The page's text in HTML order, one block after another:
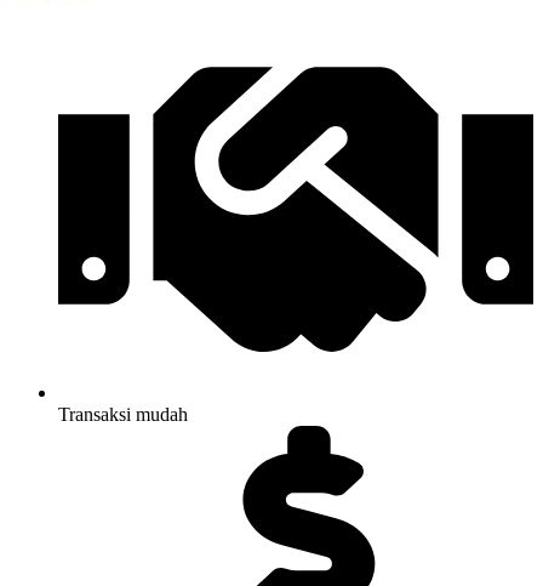
Transaksi mudah